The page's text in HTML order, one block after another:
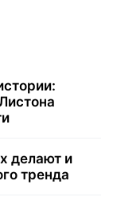
делают и
тренда